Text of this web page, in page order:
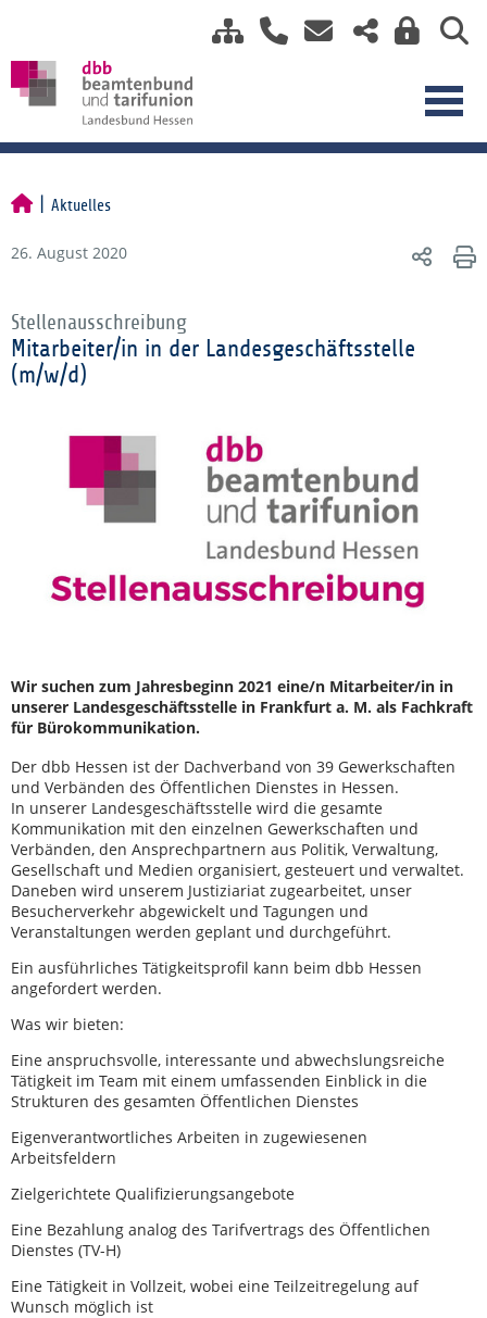
Aktuelles
26. August 2020
Stellenausschreibung
Mitarbeiter/in in der Landesgeschäftsstelle
(m/w/d)
Wir suchen zum Jahresbeginn 2021 eine/n Mitarbeiter/in in
unserer Landesgeschäftsstelle in Frankfurt a. M. als Fachkraft
für Bürokommunikation.
Der dbb Hessen ist der Dachverband von 39 Gewerkschaften
und Verbänden des Öffentlichen Dienstes in Hessen.
In unserer Landesgeschäftsstelle wird die gesamte
Kommunikation mit den einzelnen Gewerkschaften und
Verbänden, den Ansprechpartnern aus Politik, Verwaltung,
Gesellschaft und Medien organisiert, gesteuert und verwaltet.
Daneben wird unserem Justiziariat zugearbeitet, unser
Besucherverkehr abgewickelt und Tagungen und
Veranstaltungen werden geplant und durchgeführt.
Ein ausführliches Tätigkeitsprofil kann beim dbb Hessen
angefordert werden.
Was wir bieten:
Eine anspruchsvolle, interessante und abwechslungsreiche
Tätigkeit im Team mit einem umfassenden Einblick in die
Strukturen des gesamten Öffentlichen Dienstes
Eigenverantwortliches Arbeiten in zugewiesenen
Arbeitsfeldern
Zielgerichtete Qualifizierungsangebote
Eine Bezahlung analog des Tarifvertrags des Öffentlichen
Dienstes (TV-H)
Eine Tätigkeit in Vollzeit, wobei eine Teilzeitregelung auf
Wunsch möglich ist